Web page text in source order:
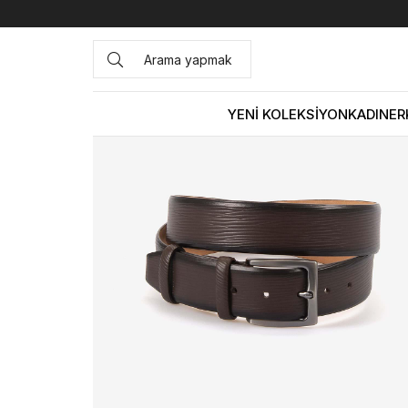
YENİ KOLEKSİYONKADIN
Anasayfa ÇANTA&AKSESUAR ERKEK Kemer Kemal